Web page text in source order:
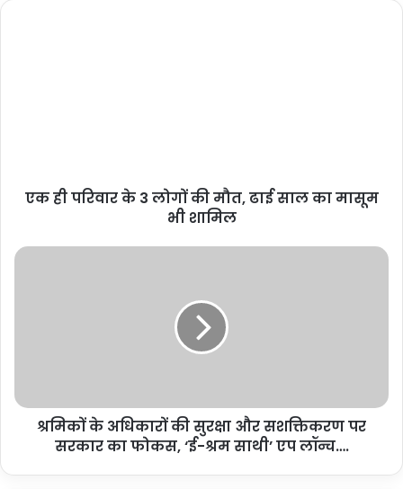
एक ही परिवार के 3 लोगों की मौत, ढाई साल का मासूम
भी शामिल
श्रमिकों के अधिकारों की सुरक्षा और सशक्तिकरण पर
सरकार का फोकस, ‘ई-श्रम साथी’ एप लॉन्च….